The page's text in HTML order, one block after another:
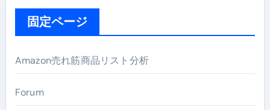
固定ページ
Amazon売れ筋商品リスト分析
Forum